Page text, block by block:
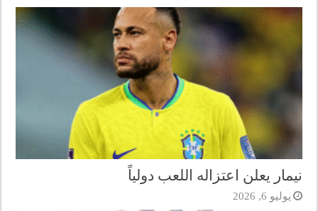
نيمار يعلن اعتزاله اللعب دولياً
يوليو 6, 2026